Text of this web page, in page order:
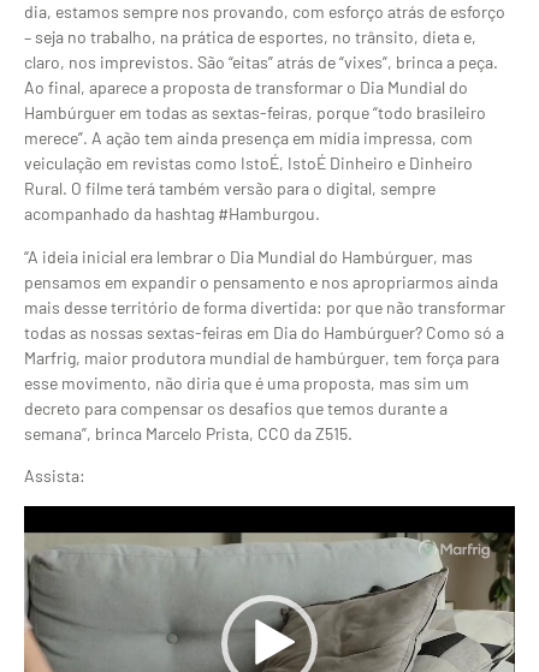
dia, estamos sempre nos provando, com esforço atrás de esforço
– seja no trabalho, na prática de esportes, no trânsito, dieta e,
claro, nos imprevistos. São “eitas” atrás de “vixes”, brinca a peça.
Ao final, aparece a proposta de transformar o Dia Mundial do
Hambúrguer em todas as sextas-feiras, porque “todo brasileiro
merece”. A ação tem ainda presença em mídia impressa, com
veiculação em revistas como IstoÉ, IstoÉ Dinheiro e Dinheiro
Rural. O filme terá também versão para o digital, sempre
acompanhado da hashtag #Hamburgou.
“A ideia inicial era lembrar o Dia Mundial do Hambúrguer, mas
pensamos em expandir o pensamento e nos apropriarmos ainda
mais desse território de forma divertida: por que não transformar
todas as nossas sextas-feiras em Dia do Hambúrguer? Como só a
Marfrig, maior produtora mundial de hambúrguer, tem força para
esse movimento, não diria que é uma proposta, mas sim um
decreto para compensar os desafios que temos durante a
semana”, brinca Marcelo Prista, CCO da Z515.
Assista:
vídeo